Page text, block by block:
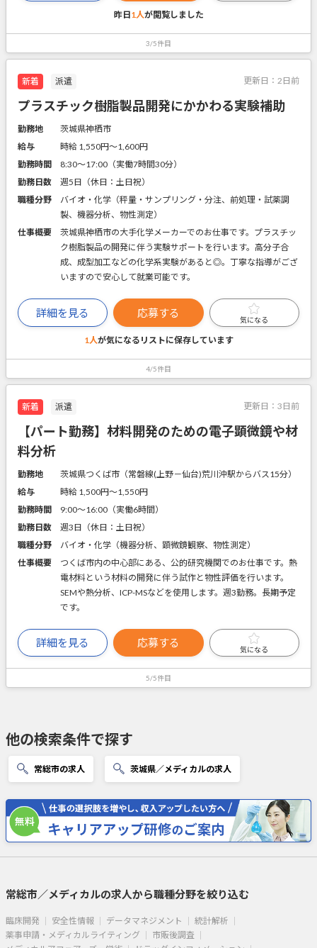
昨日1人が閲覧しました
3/5件目
新着 派遣 更新日： 2日前
プラスチック樹脂製品開発にかかわる実験補助
勤務地
茨城県神栖市
給与
時給 1,550円〜1,600円
勤務時間
8:30～17:00（実働7時間30分）
勤務日数
週5日（休日：土日祝）
職種分野
バイオ・化学（秤量・サンプリング・分注、前処理・試薬調
製、機器分析、物性測定）
仕事概要
茨城県神栖市の大手化学メーカーでのお仕事です。プラスチッ
ク樹脂製品の開発に伴う実験サポートを行います。高分子合
成、成型加工などの化学系実験があると◎。丁寧な指導がござ
いますので安心して就業可能です。
詳細を見る 応募する
気になる
1人が気になるリストに保存しています
4/5件目
新着 派遣 更新日： 3日前
【パート勤務】材料開発のための電子顕微鏡や材
料分析
勤務地
茨城県つくば市（常磐線(上野－仙台)荒川沖駅からバス15分）
給与
時給 1,500円〜1,550円
勤務時間
9:00～16:00（実働6時間）
勤務日数
週3日（休日：土日祝）
職種分野
バイオ・化学（機器分析、顕微鏡観察、物性測定）
仕事概要
つくば市内の中心部にある、公的研究機関でのお仕事です。熱
電材料という材料の開発に伴う試作と物性評価を行います。
SEMや熱分析、ICP-MSなどを使用します。週3勤務。長期予定
です。
詳細を見る 応募する
気になる
5/5件目
他の検索条件で探す
常総市の求人 茨城県／メディカルの求人
常総市／メディカルの求人から職種分野を絞り込む
臨床開発 安全性情報 データマネジメント
統計解析
薬事申請・メディカルライティング
市販後調査